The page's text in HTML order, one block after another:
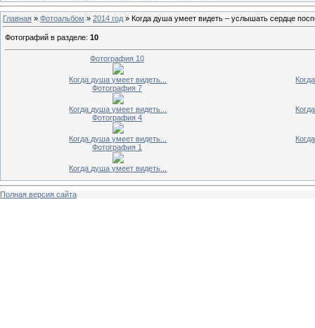
Главная » Фотоальбом » 2014 год » Когда душа умеет видеть – услышать сердце
Фотографий в разделе: 10
Фотография 10
Когда душа умеет видеть...
Фотография 7
Когда душа умеет видеть...
Фотография 4
Когда душа умеет видеть...
Фотография 1
Когда душа умеет видеть...
Полная версия сайта